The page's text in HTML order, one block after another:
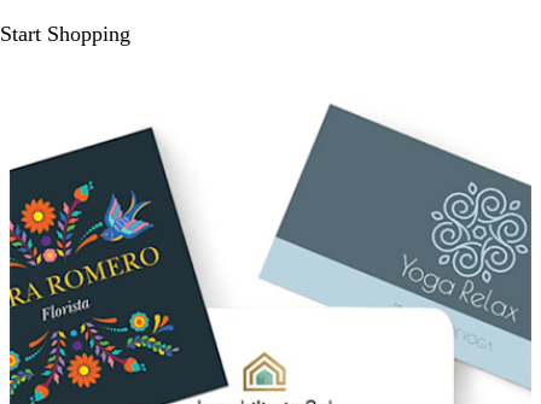
Start Shopping